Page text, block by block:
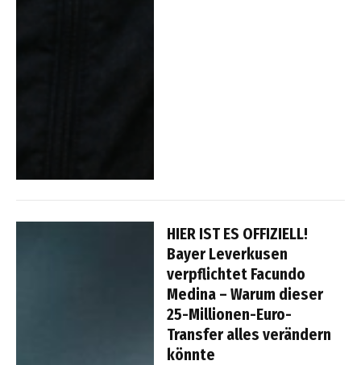
HIER IST ES OFFIZIELL!
Bayer Leverkusen
verpflichtet Facundo
Medina – Warum dieser
25-Millionen-Euro-
Transfer alles verändern
könnte